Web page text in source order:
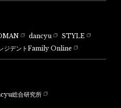
dancyu
STYLE
ジデントFamily Online
総合研究所